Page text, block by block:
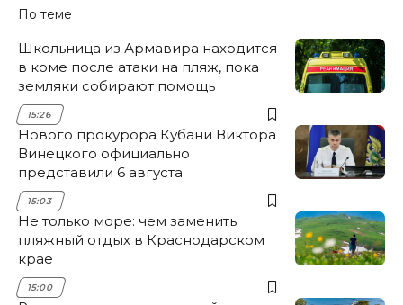
По теме
Школьница из Армавира находится
в коме после атаки на пляж, пока
земляки собирают помощь
15:26
Нового прокурора Кубани Виктора
Винецкого официально
представили 6 августа
15:03
Не только море: чем заменить
пляжный отдых в Краснодарском
крае
15:00